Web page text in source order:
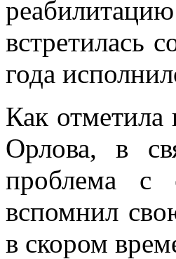
встретилась
года
Как
Орлова, в
проблема с
вспомнил
в скором